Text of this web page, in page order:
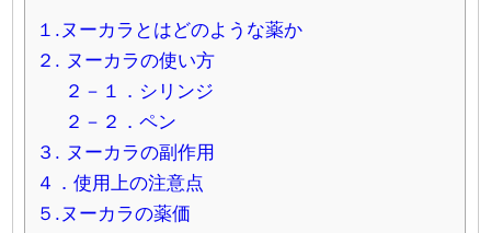
１.ヌーカラとはどのような薬か
２. ヌーカラの使い方
２－１．シリンジ
２－２．ペン
３. ヌーカラの副作用
４．使用上の注意点
５.ヌーカラの薬価